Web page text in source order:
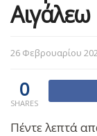
Αιγάλεω
26 Φεβρουαρίου
0
SHARES
Πέντε λεπτά